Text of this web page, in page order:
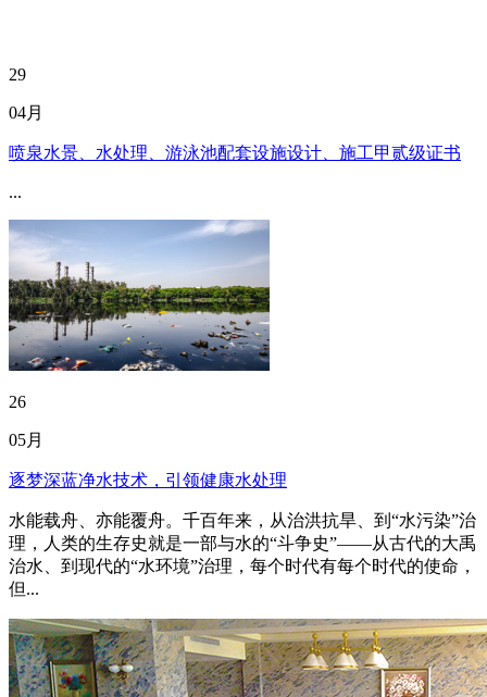
29
04月
喷泉水景、水处理、游泳池配套设施设计、施工甲贰级证书
...
26
05月
逐梦深蓝净水技术，引领健康水处理
水能载舟、亦能覆舟。千百年来，从治洪抗旱、到“水污染”治
理，人类的生存史就是一部与水的“斗争史”——从古代的大禹
治水、到现代的“水环境”治理，每个时代有每个时代的使命，
但...